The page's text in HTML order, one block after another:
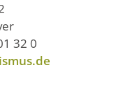
32 0